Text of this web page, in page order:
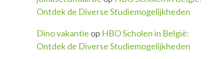
Ontdek de Diverse Studiemogelijkheden
Dino vakantie op HBO Scholen in België:
Ontdek de Diverse Studiemogelijkheden